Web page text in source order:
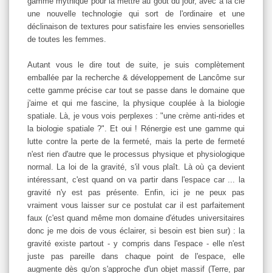
une nouvelle technologie qui sort de l'ordinaire et une
déclinaison de textures pour satisfaire les envies sensorielles
de toutes les femmes.
Autant vous le dire tout de suite, je suis complètement
emballée par la recherche & développement de Lancôme sur
cette gamme précise car tout se passe dans le domaine que
j'aime et qui me fascine, la physique couplée à la biologie
spatiale. Là, je vous vois perplexes : "une crème anti-rides et
la biologie spatiale ?". Et oui ! Rénergie est une gamme qui
lutte contre la perte de la fermeté, mais la perte de fermeté
n'est rien d'autre que le processus physique et physiologique
normal. La loi de la gravité, s'il vous plaît. Là où ça devient
intéressant, c'est quand on va partir dans l'espace car ... la
gravité n'y est pas présente. Enfin, ici je ne peux pas
vraiment vous laisser sur ce postulat car il est parfaitement
faux (c'est quand même mon domaine d'études universitaires
donc je me dois de vous éclairer, si besoin est bien sur) : la
gravité existe partout - y compris dans l'espace - elle n'est
juste pas pareille dans chaque point de l'espace, elle
augmente dès qu'on s'approche d'un objet massif (Terre, par